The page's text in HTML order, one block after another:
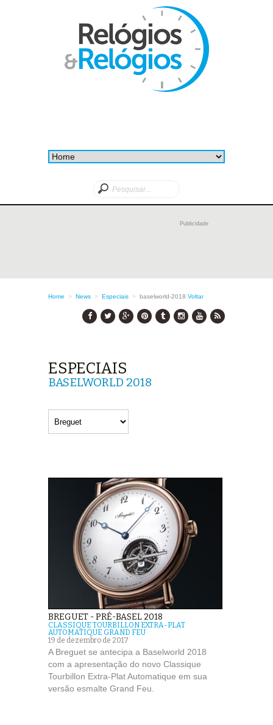
Publicidade
Home > News > Especiais > baselworld-2018 Voltar
ESPECIAIS
BASELWORLD 2018
BREGUET - PRÉ-BASEL 2018
CLASSIQUE TOURBILLON EXTRA-PLAT
AUTOMATIQUE GRAND FEU
19 de dezembro de 2017
A Breguet se antecipa a Baselworld 2018
com a apresentação do novo Classique
Tourbillon Extra-Plat Automatique em sua
versão esmalte Grand Feu.